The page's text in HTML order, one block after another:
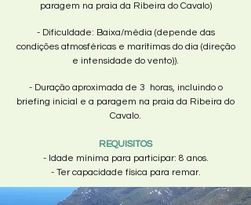
paragem na praia da Ribeira do Cavalo)
- Dificuldade: Baixa/média (depende das
condições atmosféricas e marítimas do dia (direção
e intensidade do vento)).
- Duração aproximada de 3 horas, incluindo o
briefing inicial e a paragem na praia da Ribeira do
Cavalo.
REQUISITOS
- Idade mínima para participar: 8 anos.
- Ter capacidade física para remar.